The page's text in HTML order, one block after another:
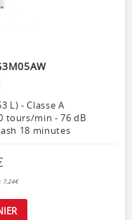
L) - Classe A
tours/min - 76 dB
18 minutes
7,24€